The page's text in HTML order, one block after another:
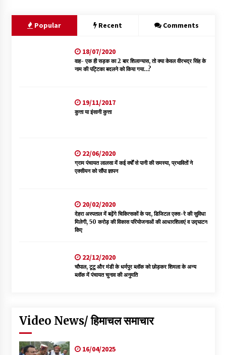
Popular Recent Comments
18/07/2020
वाह- एक ही सड़क का 2 बार शिलान्यास, तो क्या केवल वीरभद्र सिंह के
नाम की पट्टिका बदलने को किया गया…?
19/11/2017
कुत्ता या इंसानी कुत्ता
22/06/2020
ग्राम पंचायत लालसा में कई वर्षों से पानी की समस्या, प्रभावितों ने
एक्सीयन को सौंपा ज्ञापन
20/02/2020
देहरा अस्पताल में बढ़ेंगे चिकित्सकों के पद, डिजिटल एक्स-रे की सुविधा
मिलेगी, 50 करोड़ की विकास परियोजनाओं की आधारशिलाएं व उद्घाटन
किए
22/12/2020
चौपाल, टूटू और मंडी के धर्मपुर ब्लॉक को छोड़कर शिमला के अन्य
ब्लॉक में पंचायत चुनाव की अनुमति
Video News/ हिमाचल समाचार
16/04/2025